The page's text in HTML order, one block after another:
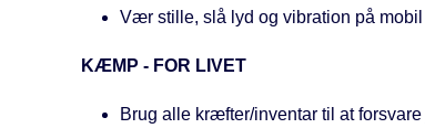
Vær stille, slå lyd og vibration på mobil
KÆMP - FOR LIVET
Brug alle kræfter/inventar til at forsvare